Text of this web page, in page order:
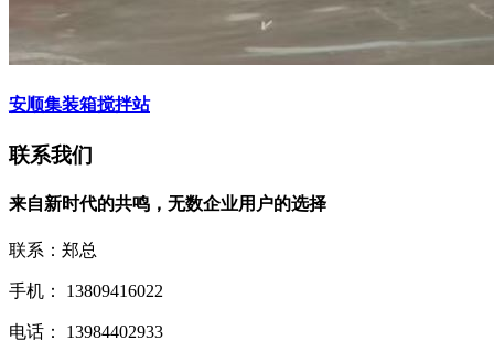
安顺集装箱搅拌站
联系我们
来自新时代的共鸣，无数企业用户的选择
联系：郑总
手机： 13809416022
电话： 13984402933